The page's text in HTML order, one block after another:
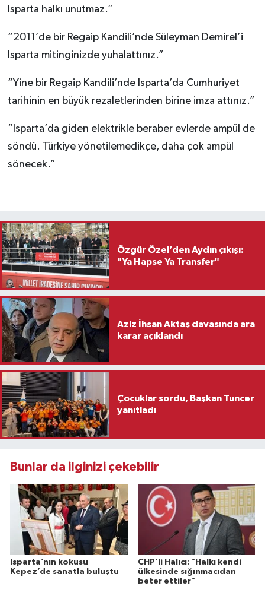
Isparta halkı unutmaz.”
“2011’de bir Regaip Kandili’nde Süleyman Demirel’i
Isparta mitinginizde yuhalattınız.”
“Yine bir Regaip Kandili’nde Isparta’da Cumhuriyet
tarihinin en büyük rezaletlerinden birine imza attınız.”
“Isparta’da giden elektrikle beraber evlerde ampül de
söndü. Türkiye yönetilemedikçe, daha çok ampül
sönecek.”
Özgür Özel’den Aydın çıkışı:
"Ya Hapse Ya Transfer"
Aziz İhsan Aktaş davasında ara
karar açıklandı
Çocuklar sordu, Başkan Tuncer
yanıtladı
Bunlar da ilginizi çekebilir
Isparta’nın kokusu
Kepez’de sanatla buluştu
CHP'li Halıcı: "Halkı kendi
ülkesinde sığınmacıdan
beter ettiler"